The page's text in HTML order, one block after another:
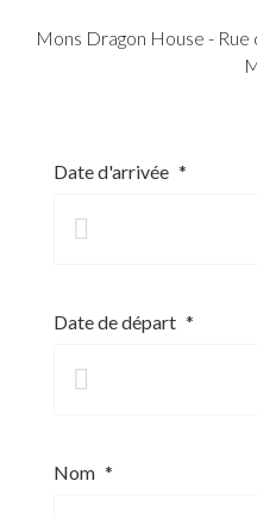
Mons Dragon House -
Date d'arrivée *
Date de départ *
Nom *